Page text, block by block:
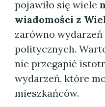
pojawiło się wiele
wiadomości z
zarówno wydarzeń
politycznych.
nie przegapić
wydarzeń, które
mieszkańców.